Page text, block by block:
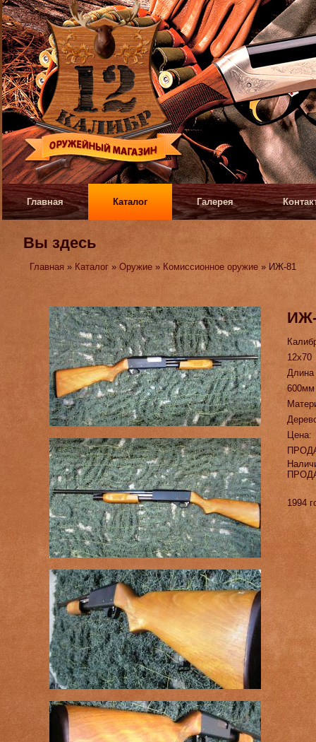
Главная Каталог Галерея
Вы здесь
Главная » Каталог »Оружие » Комиссионное оружие » ИЖ-81
12х70
600мм
Цена:
1994